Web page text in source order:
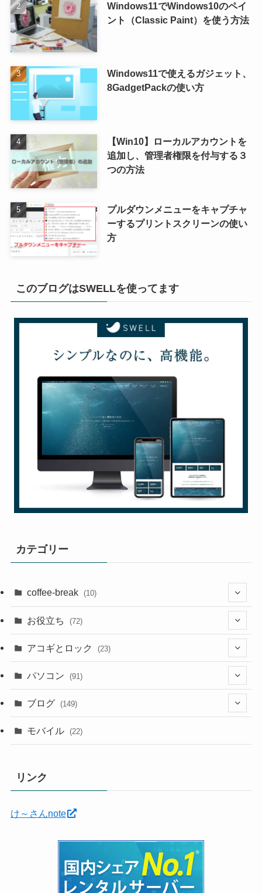
Windows11でWindows10のペイ
ント（Classic Paint）を使う方法
Windows11で使えるガジェット、
8GadgetPackの使い方
【Win10】ローカルアカウントを
追加し、管理者権限を付与する３
つの方法
プルダウンメニューをキャプチャ
ーするプリントスクリーンの使い
方
このブログはSWELLを使ってます
カテゴリー
coffee-break (10)
(1)
お役立ち (72)
(12)
(5) (6)
(2) (24)
アコギとロック (23)
(10)
パソコン (91)
(22)
(30)
ブログ (149)
(91)
モバイル (22)
リンク
け～さんnote